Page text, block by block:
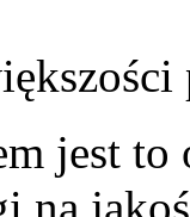
jest to